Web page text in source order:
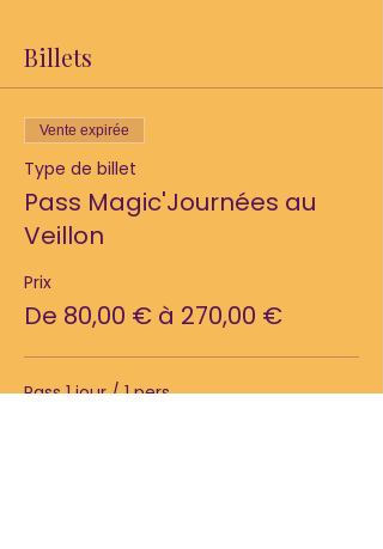
Billets
Vente expirée
Type de billet
Pass Magic'Journées au
Veillon
Prix
De 80,00 € à 270,00 €
Pass 1 jour / 1 pers